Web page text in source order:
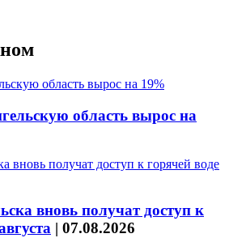
область вырос на
вновь получат доступ к
| 07.08.2026